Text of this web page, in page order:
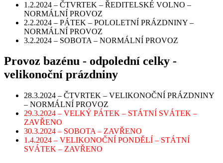
1.2.2024 – ČTVRTEK – ŘEDITELSKÉ VOLNO –
NORMÁLNÍ PROVOZ
2.2.2024 – PÁTEK – POLOLETNÍ PRÁZDNINY –
NORMÁLNÍ PROVOZ
3.2.2024 – SOBOTA – NORMÁLNÍ PROVOZ
Provoz bazénu - odpolední celky -
velikonoční prázdniny
28.3.2024 – ČTVRTEK – VELIKONOČNÍ PRÁZDNINY
– NORMÁLNÍ PROVOZ
29.3.2024 – VELKÝ PÁTEK – STÁTNÍ SVÁTEK –
ZAVŘENO
30.3.2024 – SOBOTA – ZAVŘENO
1.4.2024 – VELIKONOČNÍ PONDĚLÍ – STÁTNÍ
SVÁTEK – ZAVŘENO